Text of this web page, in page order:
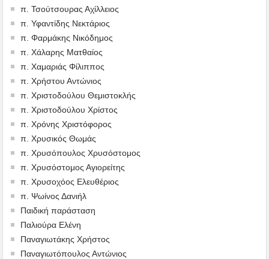
π. Τσούτσουρας Αχίλλειος
π. Υφαντίδης Νεκτάριος
π. Φαρμάκης Νικόδημος
π. Χάλαρης Ματθαίος
π. Χαμαριάς Φίλιππος
π. Χρήστου Αντώνιος
π. Χριστοδούλου Θεμιστοκλής
π. Χριστοδούλου Χρίστος
π. Χρόνης Χριστόφορος
π. Χρυσικός Θωμάς
π. Χρυσόπουλος Χρυσόστομος
π. Χρυσόστομος Αγιορείτης
π. Χρυσοχόος Ελευθέριος
π. Ψωίνος Δανιήλ
Παιδική παράσταση
Παλιούρα Ελένη
Παναγιωτάκης Χρήστος
Παναγιωτόπουλος Αντώνιος